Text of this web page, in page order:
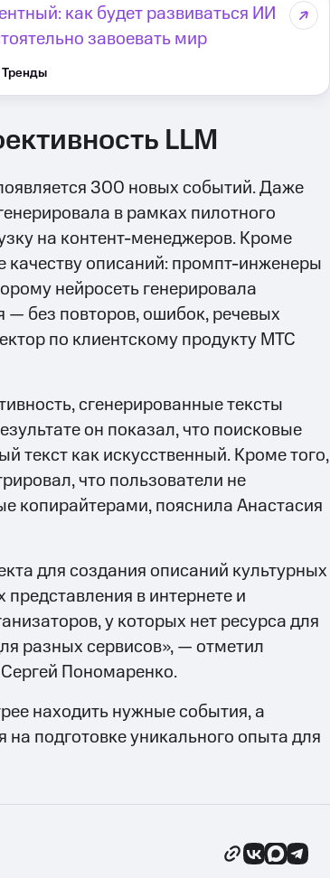
как будет развиваться ИИ
завоевать мир
Тренды
LLM
300 новых событий. Даже
в рамках пилотного
на контент-менеджеров. Кроме
описаний: промпт-инженеры
нейросеть генерировала
— без повторов, ошибок, речевых
по клиентскому продукту МТС
сгенерированные тексты
он показал, что поисковые
текст как искусственный. Кроме того,
что пользователи не
копирайтерами, пояснила Анастасия
для создания описаний культурных
в интернете и
у которых нет ресурса для
разных сервисов», — отметил
Пономаренко.
находить нужные события, а
подготовке уникального опыта для